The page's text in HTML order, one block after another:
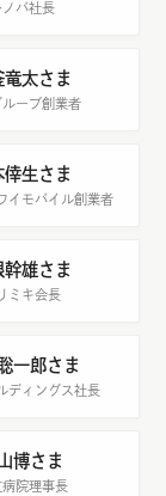
ノバ社長
竜太さま
ルーブ創業者
倖生さま
イモバイル創業者
幹雄さま
ミキ会長
一郎さま
ディングス社長
博さま
病院理事長